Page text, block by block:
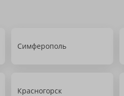
Симферополь
Красногорск